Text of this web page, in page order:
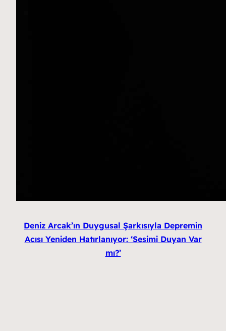
Deniz Arcak’ın Duygusal Şarkısıyla Depremin
Acısı Yeniden Hatırlanıyor: ‘Sesimi Duyan Var
mı?’